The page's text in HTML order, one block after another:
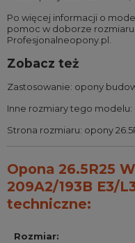
Po więcej informacji o
pomoc w doborze
Profesjonalneopony.pl.
Zobacz też
Zastosowanie: opony
Inne rozmiary tego modelu:
Strona rozmiaru: opony
Opona 26.5R25
209A2/193B E3/
techniczne:
Rozmiar: